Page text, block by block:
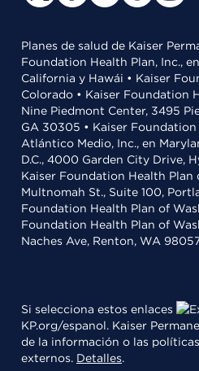
Planes de salud de Kaiser
Foundation Health Plan, Inc.,
California y Hawái • Kaiser
Colorado • Kaiser Foundation
Nine Piedmont Center, 3495
GA 30305 • Kaiser
Atlántico Medio, Inc., en
D.C., 4000 Garden City Drive,
Kaiser Foundation Health Plan
Multnomah St., Suite 100,
Foundation Health Plan of
Foundation Health Plan of
Naches Ave, Renton, WA
Si selecciona estos enlaces
KP.org/espanol. Kaiser
de la información o las
externos. Detalles.